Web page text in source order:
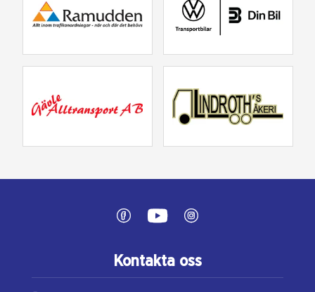
Kontakta oss